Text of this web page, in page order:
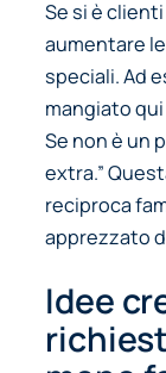
Se si è
aumentare
speciali. Ad
mangiato
Se non è un
extra.”
reciproca
apprezzato
Idee